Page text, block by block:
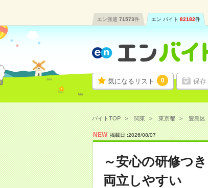
エン派遣 71573件 エン バイト 82182件
気になるリスト 0 保存
バイトTOP 関東 東京都 豊島区
NEW 掲載日 :2026/08/07
～安心の研修つ
両立しやすい